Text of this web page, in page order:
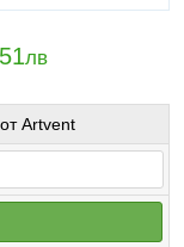
лв
Аrtvent